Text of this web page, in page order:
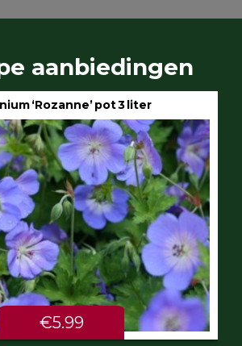
aanbiedingen
‘Rozanne’ pot 3 liter
€5.99